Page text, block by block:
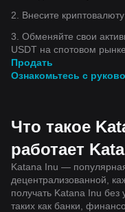
2. Внесите
3. Обменяйте свои
USDT на спотовом рынке.
Продать
Ознакомьтесь с
Что такое
работает
Katana Inu —
децентрализованной,
получать Katana Inu без
таких как банки,